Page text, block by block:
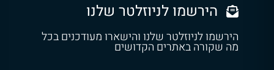
הירשמו לניוזלטר שלנו
הירשמו לניוזלטר שלנו והישארו מעודכנים בכל
מה שקורה באתרים הקדושים